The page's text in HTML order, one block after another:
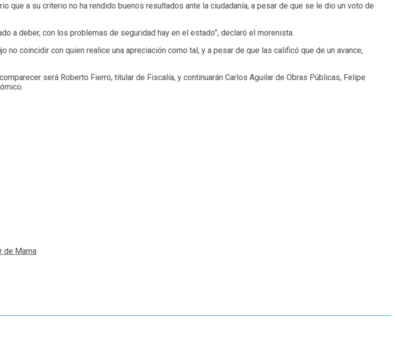
que a su criterio no ha rendido buenos resultados ante la ciudadanía, a pesar de que se le dio un voto de
a deber, con los problemas de seguridad hay en el estado”, declaró el morenista.
coincidir con quien realice una apreciación como tal, y a pesar de que las calificó que de un avance,
será Roberto Fierro, titular de Fiscalía, y continuarán Carlos Aguilar de Obras Públicas, Felipe
de Mama